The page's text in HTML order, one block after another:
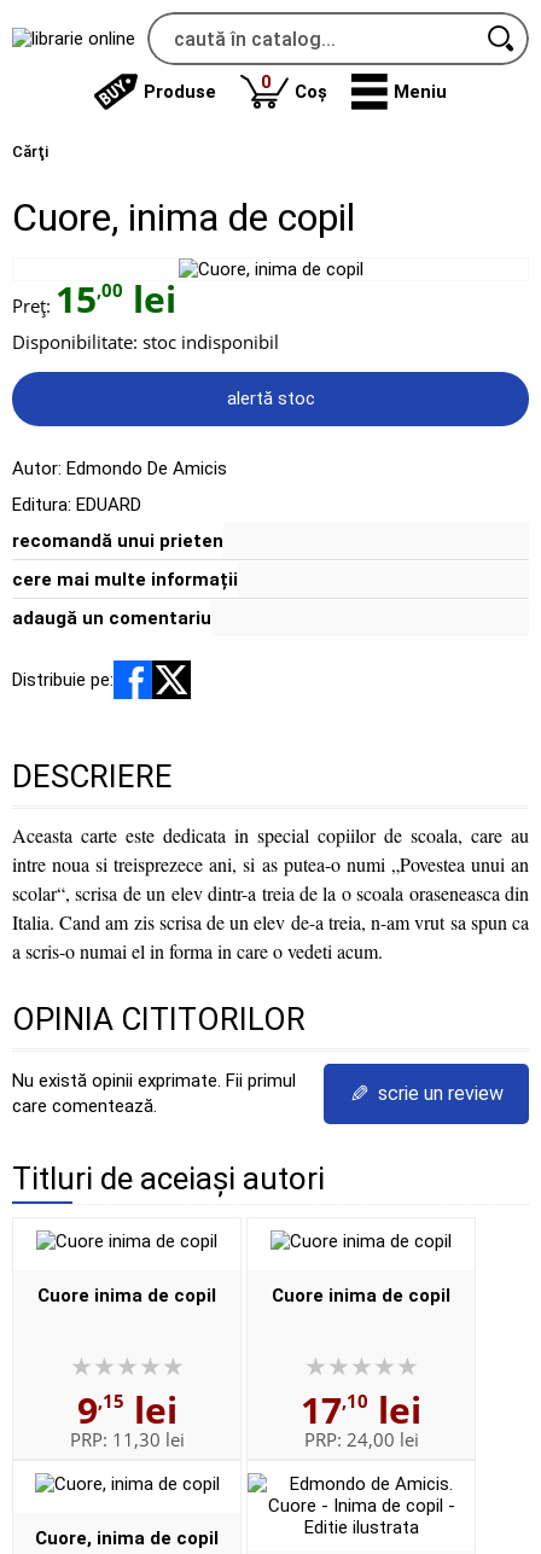
Produse 0produse
Coș Meniu
Cărţi
Cuore, inima de copil
Preț: 15,00 lei
Disponibilitate: stoc indisponibil
alertă stoc
Autor: Edmondo De Amicis
Editura: EDUARD
recomandă unui prieten
cere mai multe informații
adaugă un comentariu
Distribuie pe:
DESCRIERE
Aceasta carte este dedicata in special copiilor de scoala, care au
intre noua si treisprezece ani, si as putea-o numi „Povestea unui an
scolar“, scrisa de un elev dintr-a treia de la o scoala oraseneasca din
Italia. Cand am zis scrisa de un elev de-a treia, n-am vrut sa spun ca
a scris-o numai el in forma in care o vedeti acum.
OPINIA CITITORILOR
Nu există opinii exprimate. Fii primul
care comentează.
✎ scrie un review
Titluri de aceiași autori
Cuore inima de copil
9,15 lei
PRP: 11,30 lei
Cuore inima de copil
17,10 lei
PRP: 24,00 lei
Cuore, inima de copil